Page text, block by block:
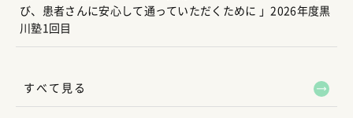
び、患者さんに安心して通っていただくために 」2026年度黒
川塾1回目
すべて見る